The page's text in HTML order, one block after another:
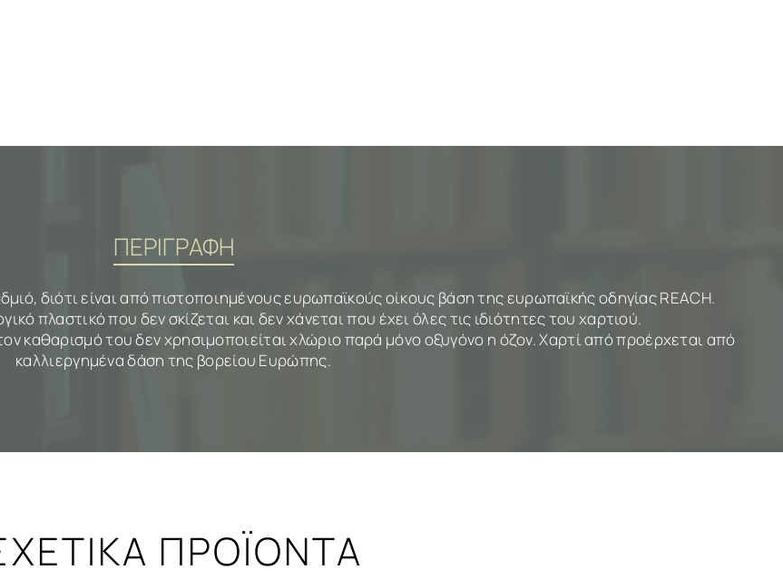
ΠΕΡΙΓΡΑΦΗ
διότι είναι από πιστοποιημένους ευρωπαϊκούς οίκους βάση της ευρωπαϊκής οδηγίας REACH.
πλαστικό που δεν σκίζεται και δεν χάνεται που έχει όλες τις ιδιότητες του χαρτιού.
καθαρισμό του δεν χρησιμοποιείται χλώριο παρά μόνο οξυγόνο η όζον. Χαρτί από προέρχεται από
καλλιεργημένα δάση της βορείου Ευρώπης.
ΠΡΟΪΟΝΤΑ